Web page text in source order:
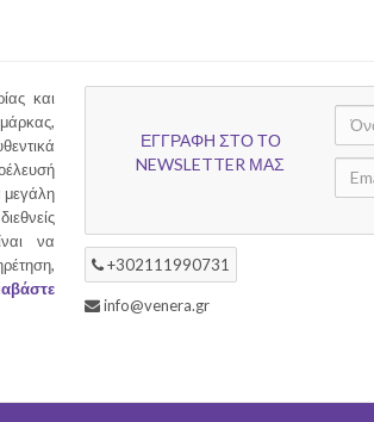
και
μεγάλη
να
ΕΓΓΡΑΦΗ ΣΤΟ ΤΟ
NEWSLETTER ΜΑΣ
+302111990731
info@venera.gr